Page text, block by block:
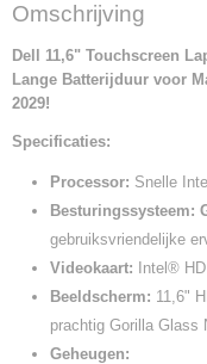
Omschrijving
Dell 11,6" Touchscreen
Lange Batterijduur voor
2029!
Specificaties:
Processor: Snelle
Besturingssysteem:
gebruiksvriendelijke
Videokaart: Intel®
Beeldscherm: 11,6"
prachtig Gorilla Glass
Geheugen: